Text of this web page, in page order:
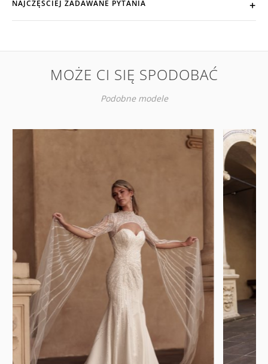
NAJCZĘŚCIEJ ZADAWANE PYTANIA
MOŻE CI SIĘ SPODOBAĆ
Podobne modele